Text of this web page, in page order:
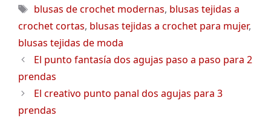
Etiquetas
blusas de crochet modernas, blusas tejidas a
crochet cortas, blusas tejidas a crochet para mujer,
blusas tejidas de moda
El punto fantasía dos agujas paso a paso para 2
prendas
El creativo punto panal dos agujas para 3
prendas